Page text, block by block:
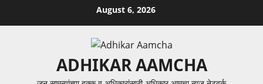
August 6, 2026
ADHIKAR AAMCHA